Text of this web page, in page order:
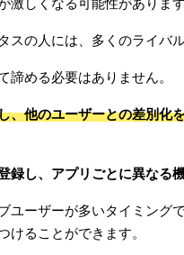
激しくなる可能性があります
スの人には、多くのライバ
諦める必要はありません。
、他のユーザーとの差別化
録し、アプリごとに異なる
ユーザーが多いタイミング
けることができます。